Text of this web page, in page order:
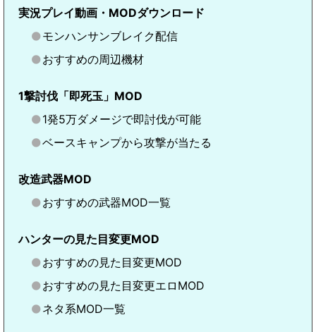
実況プレイ動画・MODダウンロード
モンハンサンブレイク配信
おすすめの周辺機材
1撃討伐「即死玉」MOD
1発5万ダメージで即討伐が可能
ベースキャンプから攻撃が当たる
改造武器MOD
おすすめの武器MOD一覧
ハンターの見た目変更MOD
おすすめの見た目変更MOD
おすすめの見た目変更エロMOD
ネタ系MOD一覧